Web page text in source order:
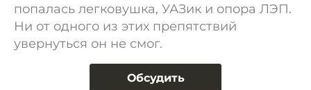
попалась легковушка, УАЗик и опора ЛЭП.
Ни от одного из этих препятствий
увернуться он не смог.
Обсудить